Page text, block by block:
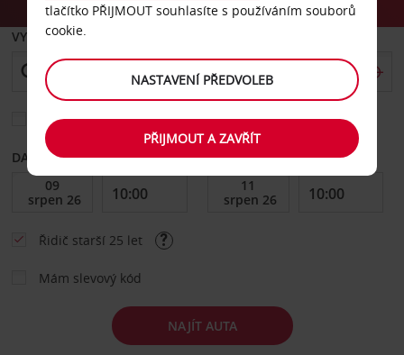
VYZVEDNOUT Z
Vyberte si jiné místo vrácení
DATUM OD DATUM DO
Řidič starší 25 let
Mám slevový kód
NAJÍT AUTA
tlačítko PŘIJMOUT souhlasíte s používáním souborů
cookie.
NASTAVENÍ PŘEDVOLEB
PŘIJMOUT A ZAVŘÍT